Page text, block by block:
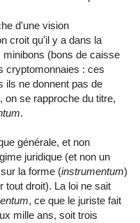
d'une vision
croit qu'il y a dans la
(bons de caisse
cryptomonnaies : ces
ils ne donnent pas de
on se rapproche du titre,
.
générale, et non
juridique (et non un
la forme (instrumentum)
tout droit). La loi ne sait
, ce que le juriste fait
mille ans, soit trois